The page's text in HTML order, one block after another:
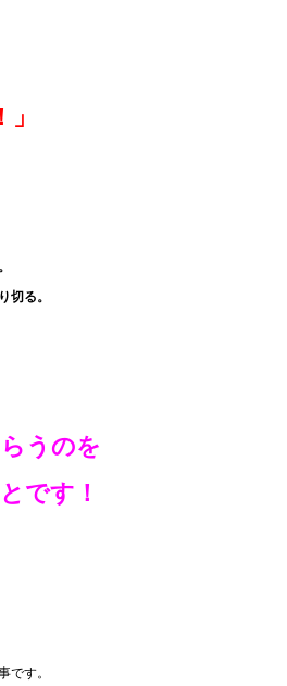
切る。
うのを
です！
す。